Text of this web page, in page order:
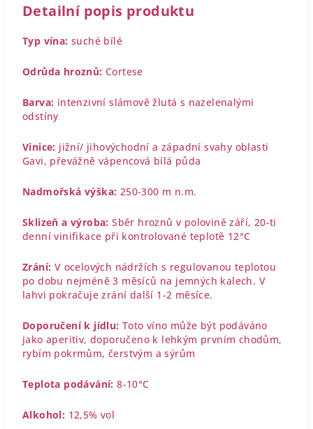
Detailní popis produktu
Typ vína: suché bílé
Odrůda hroznů: Cortese
Barva: intenzivní slámově žlutá s nazelenalými
odstíny
Vinice: jižní/ jihovýchodní a západní svahy oblasti
Gavi, převážně vápencová bílá půda
Nadmořská výška: 250-300 m n.m.
Sklizeň a výroba: Sběr hroznů v polovině září, 20-ti
denní vinifikace při kontrolované teplotě 12°C
Zrání: V ocelových nádržích s regulovanou teplotou
po dobu nejméně 3 měsíců na jemných kalech. V
lahvi pokračuje zrání další 1-2 měsíce.
Doporučení k jídlu: Toto víno může být podáváno
jako aperitiv, doporučeno k lehkým prvním chodům,
rybím pokrmům, čerstvým a sýrům
Teplota podávání: 8-10°C
Alkohol: 12,5% vol